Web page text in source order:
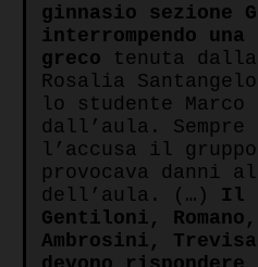
ginnasio sezione
interrompendo
greco tenuta dalla
Rosalia
lo studente
dall’aula. Sempre
l’accusa il
provocava danni
dell’aula. (…) Il
Gentiloni,
Ambrosini,